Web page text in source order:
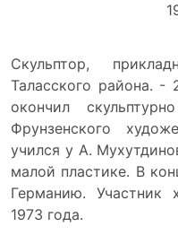
Скульптор,
Таласского района. -
окончил
Фрунзенского
учился у А.
малой пластике. В
Германию. Участник
1973 года.